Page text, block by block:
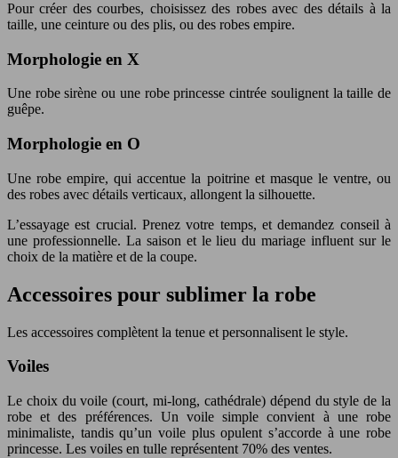
Pour créer des courbes, choisissez des robes avec des détails à la
taille, une ceinture ou des plis, ou des robes empire.
Morphologie en X
Une robe sirène ou une robe princesse cintrée soulignent la taille de
guêpe.
Morphologie en O
Une robe empire, qui accentue la poitrine et masque le ventre, ou
des robes avec détails verticaux, allongent la silhouette.
L’essayage est crucial. Prenez votre temps, et demandez conseil à
une professionnelle. La saison et le lieu du mariage influent sur le
choix de la matière et de la coupe.
Accessoires pour sublimer la robe
Les accessoires complètent la tenue et personnalisent le style.
Voiles
Le choix du voile (court, mi-long, cathédrale) dépend du style de la
robe et des préférences. Un voile simple convient à une robe
minimaliste, tandis qu’un voile plus opulent s’accorde à une robe
princesse. Les voiles en tulle représentent 70% des ventes.